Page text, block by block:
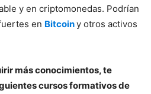
y en criptomonedas. Podrían
en Bitcoiny otros activos
más conocimientos, te
cursos formativos de